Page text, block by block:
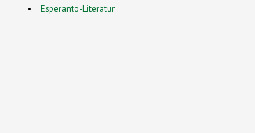
Esperanto-Literatur